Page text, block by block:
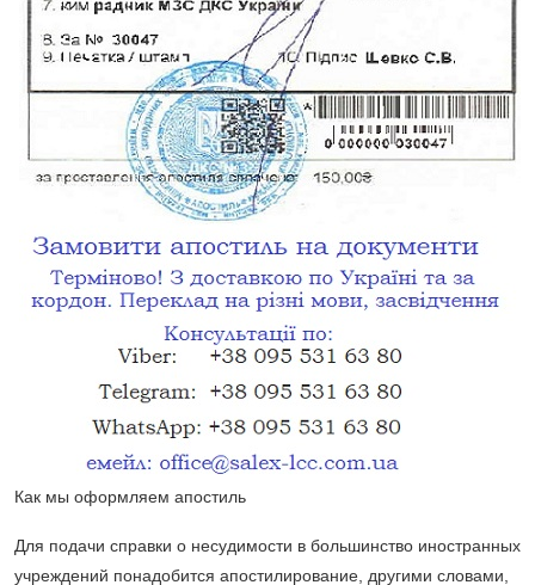
Как мы оформляем апостиль
Для подачи справки о несудимости в большинство иностранных
учреждений понадобится апостилирование, другими словами,